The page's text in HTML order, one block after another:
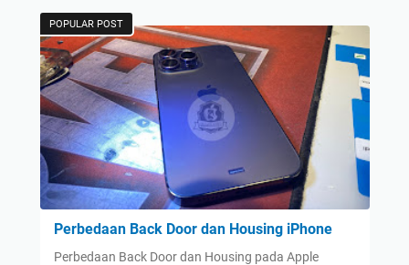
POPULAR POST
Perbedaan Back Door dan Housing iPhone
Perbedaan Back Door dan Housing pada Apple